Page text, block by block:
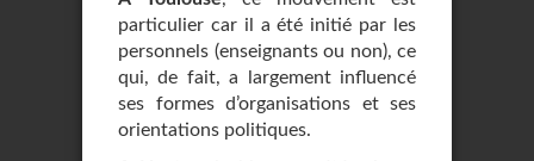
particulier car il a été initié par les
personnels (enseignants ou non), ce
qui, de fait, a largement influencé
ses formes d’organisations et ses
orientations politiques.